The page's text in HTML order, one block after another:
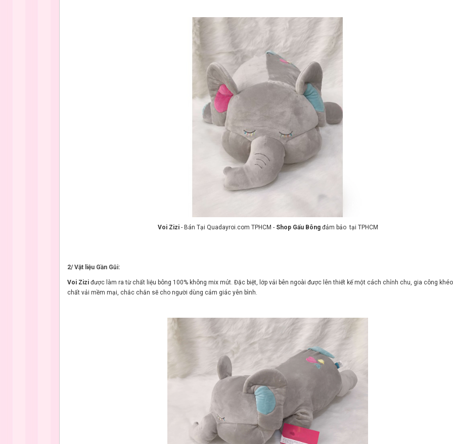
Voi Zizi - Bán Tại Quadayroi.com TPHCM - Shop Gấu Bôngđảm bảo tại TPHCM
2/ Vật liệu Gần Gũi:
Voi Zizi được làm ra từ chất liệu bông 100% không mix mút. Đặc biệt, lớp vải bên ngoài được lên thiết kế một cách chỉnh chu, gia công
chất vải mềm mại, chắc chắn sẽ cho người dùng cảm giác yên bình.